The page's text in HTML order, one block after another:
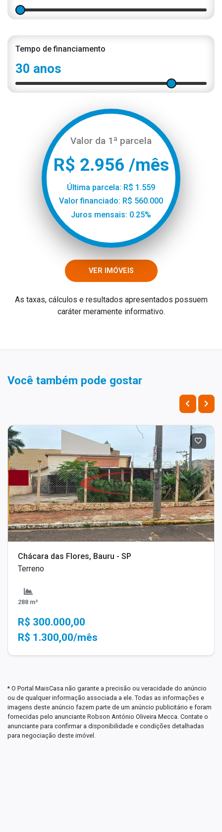
Tempo de financiamento
30 anos
Valor da 1ª parcela
R$ 2.956 /mês
Última parcela: R$ 1.559
Valor financiado: R$ 560.000
Juros mensais: 0.25%
VER IMÓVEIS
As taxas, cálculos e resultados apresentados possuem
caráter meramente informativo.
Você também pode gostar
Chácara das Flores, Bauru - SP
Terreno
288 m²
R$ 300.000,00
R$ 1.300,00/mês
* O Portal MaisCasa não garante a precisão ou veracidade do anúncio
ou de qualquer informação associada a ele. Todas as informações e
imagens deste anúncio fazem parte de um anúncio publicitário e foram
fornecidas pelo anunciante Robson António Oliveira Mecca. Contate o
anunciante para confirmar a disponibilidade e condições detalhadas
para negociação deste imóvel.